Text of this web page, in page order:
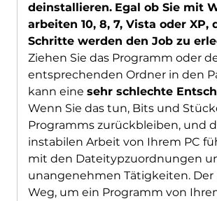
deinstallieren. Egal ob Sie mit
arbeiten 10, 8, 7, Vista oder XP,
Schritte werden den Job zu
Ziehen Sie das Programm oder
entsprechenden Ordner in den
kann eine sehr schlechte
Wenn Sie das tun, Bits und
Programms zurückbleiben, und
instabilen Arbeit von Ihrem PC
mit den Dateitypzuordnungen
unangenehmen Tätigkeiten. Der
Weg, um ein Programm von